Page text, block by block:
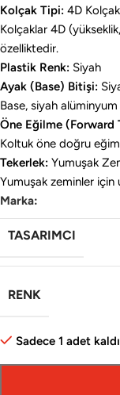
Kolçak Tipi: 4D
Kolçaklar 4D
özelliktedir.
Plastik Renk: Siyah
Ayak (Base) Bitişi:
Base, siyah
Öne Eğilme (Forward
Koltuk öne doğru
Tekerlek: Yumuşak
Yumuşak zeminler için
Marka:
TASARIMCI
RENK
Sadece 1 adet kaldı